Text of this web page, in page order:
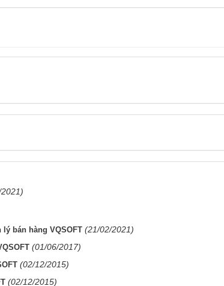
bán hàng VQSOFT (21/02/2021)
(01/06/2017)
(02/12/2015)
(02/12/2015)